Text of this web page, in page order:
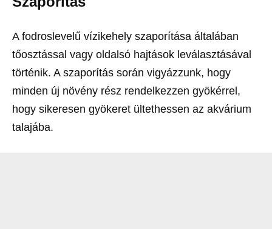
A fodroslevelű vízikehely szaporítása általában
tőosztással vagy oldalsó hajtások leválasztásával
történik. A szaporítás során vigyázzunk, hogy
minden új növény rész rendelkezzen gyökérrel,
hogy sikeresen gyökeret ültethessen az akvárium
talajába.